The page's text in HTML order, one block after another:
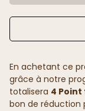
En achetant ce
grâce à notre
totalisera 4
bon de réduction